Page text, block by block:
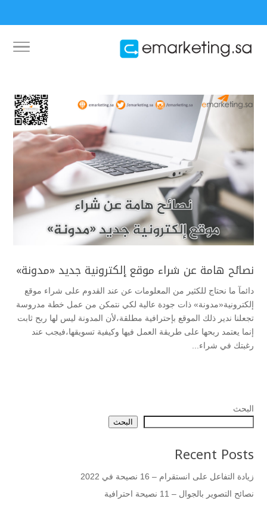
نصائح هامة عن شراء موقع إلكترونية جديد «مدونة»
دائمآ ما نحتاج للكثير من المعلومات عن عند القدوم على شراء موقع
إلكترونية«مدونة» ذات جودة عالية لكي نتمكن من عمل خطة مدروسة
تجعلنا ندير ذلك الموقع بإحترافية مطلقة،لأن المدونة ليس لها ربح ثابت
إنما يعتمد ربحها على طريقة العمل فيها وكيفية تسويقها،فيجب عند
رغبتك في شراء...
البحث
البحث
Recent Posts
زيادة التفاعل على انستقرام – 16 نصيحة في 2022
نصائح التصوير بالجوال – 11 نصيحة احترافية